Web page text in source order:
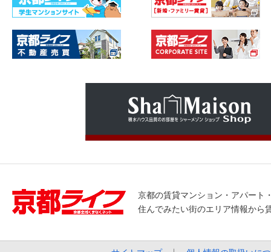
京都の賃貸マンション・アパート
住んでみたい街のエリア情報から